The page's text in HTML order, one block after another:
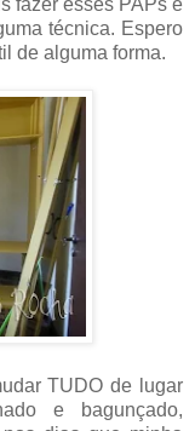
técnica. Espero
de alguma forma.
TUDO de lugar
e bagunçado,